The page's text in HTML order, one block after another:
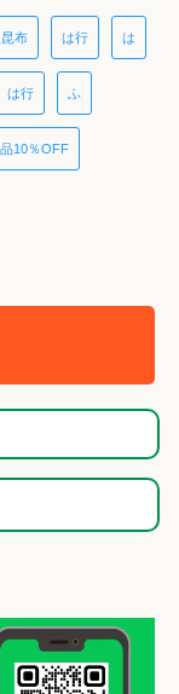
布 は行 は
は行 ふ
10％OFF